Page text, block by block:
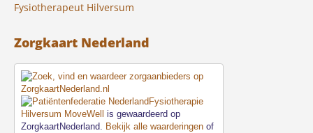
Fysiotherapeut Hilversum
Zorgkaart Nederland
Fysiotherapie
Hilversum MoveWell
is gewaardeerd op
ZorgkaartNederland. Bekijk alle waarderingen of